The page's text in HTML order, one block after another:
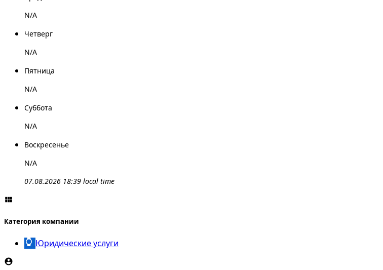
N/A
Четверг
N/A
Пятница
N/A
Суббота
N/A
Воскресенье
N/A
07.08.2026 18:39 local time
Категория компании
Юридические услуги